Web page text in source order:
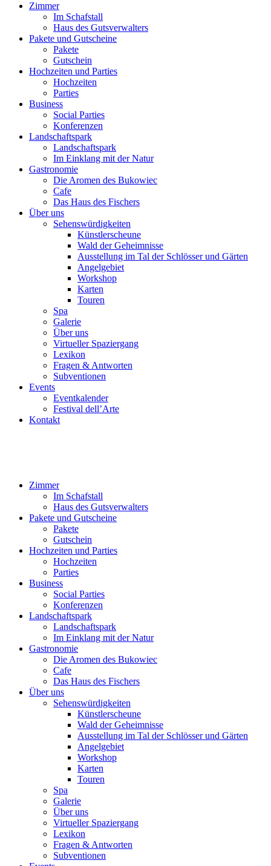
Zimmer
Im Schafstall
Haus des Gutsverwalters
Pakete und Gutscheine
Pakete
Gutschein
Hochzeiten und Parties
Hochzeiten
Parties
Business
Social Parties
Konferenzen
Landschaftspark
Landschaftspark
Im Einklang mit der Natur
Gastronomie
Die Aromen des Bukowiec
Cafe
Das Haus des Fischers
Über uns
Sehenswürdigkeiten
Künstlerscheune
Wald der Geheimnisse
Ausstellung im Tal der Schlösser und Gärten
Angelgebiet
Workshop
Karten
Touren
Spa
Galerie
Über uns
Virtueller Spaziergang
Lexikon
Fragen & Antworten
Subventionen
Events
Eventkalender
Festival dell’Arte
Kontakt
Zimmer
Im Schafstall
Haus des Gutsverwalters
Pakete und Gutscheine
Pakete
Gutschein
Hochzeiten und Parties
Hochzeiten
Parties
Business
Social Parties
Konferenzen
Landschaftspark
Landschaftspark
Im Einklang mit der Natur
Gastronomie
Die Aromen des Bukowiec
Cafe
Das Haus des Fischers
Über uns
Sehenswürdigkeiten
Künstlerscheune
Wald der Geheimnisse
Ausstellung im Tal der Schlösser und Gärten
Angelgebiet
Workshop
Karten
Touren
Spa
Galerie
Über uns
Virtueller Spaziergang
Lexikon
Fragen & Antworten
Subventionen